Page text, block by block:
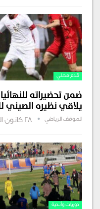
قدم محلي
ضمن تحضيراته
يلاقي نظيره الصيني
الموقف الرياضي 28 كانون الثاني , 2023
دوريات وأندية